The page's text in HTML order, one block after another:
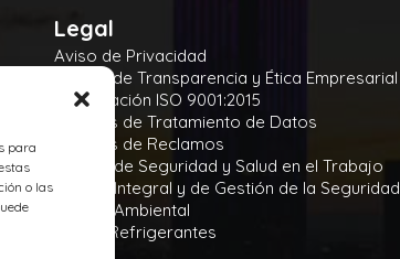
para
o las
Legal
Aviso de Privacidad
Manual de Transparencia y Ética Empresarial
Certificación ISO 9001:2015
Políticas de Tratamiento de Datos
Políticas de Reclamos
Política de Seguridad y Salud en el Trabajo
Política Integral y de Gestión de la Seguridad
Política Ambiental
Gases Refrigerantes